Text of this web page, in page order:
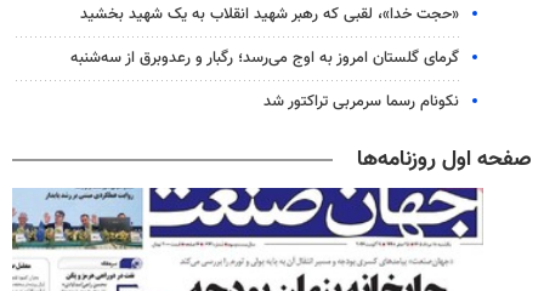
«حجت خدا»، لقبی که رهبر شهید انقلاب به یک شهید بخشید
گرمای گلستان امروز به اوج می‌رسد؛ رگبار و رعدوبرق از سه‌شنبه
نکونام رسما سرمربی تراکتور شد
صفحه اول روزنامه‌ها